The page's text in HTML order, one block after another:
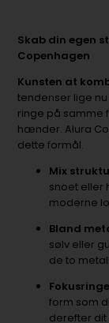
Skab din egen
Copenhagen
Kunsten at
tendenser lige
ringe på samme
hænder. Alura
dette formål.
Mix
snoet eller
moderne
Bland
sølv eller
de to
form som
derefter